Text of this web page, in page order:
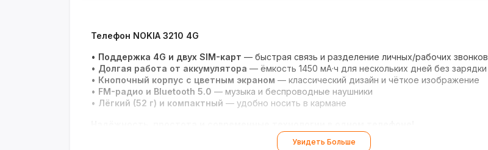
Телефон NOKIA 3210 4G
• Поддержка 4G и двух SIM-карт — быстрая связь и разделение личных/рабочих звонков
• Долгая работа от аккумулятора — ёмкость 1450 мА·ч для нескольких дней без зарядки
• Кнопочный корпус с цветным экраном — классический дизайн и чёткое изображение
• FM-радио и Bluetooth 5.0 — музыка и беспроводные наушники
• Лёгкий (52 г) и компактный — удобно носить в кармане
Увидеть Больше